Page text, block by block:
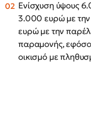
Ενίσχυση ύψους
3.000 ευρώ με
ευρώ με την
παραμονής,
οικισμό με